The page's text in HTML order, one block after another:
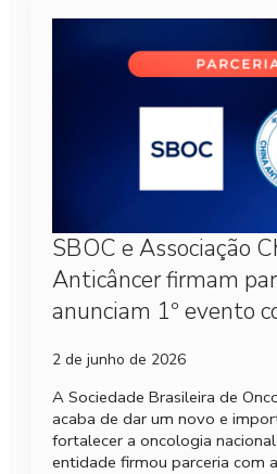
SBOC e Associação
Anticâncer firmam
anunciam 1º evento
2 de junho de 2026
A Sociedade Brasileira de
acaba de dar um novo e
fortalecer a oncologia
entidade firmou parceria com